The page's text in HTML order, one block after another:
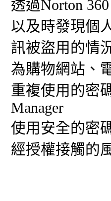
透過Norton
以及時發現個
訊被盜用的情
為購物網站、
重複使用的密
Manager
使用安全的密
經授權接觸的